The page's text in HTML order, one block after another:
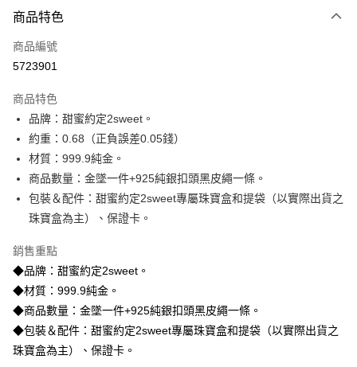
信用卡一次付款
信用卡分期付款
合作金庫商業銀行
華南商業銀行
上海商業儲蓄銀行
國泰世華商業銀行
臺灣中小企業銀行
台中商業銀行
匯豐（台灣）商業銀行
華泰商業銀行
聯邦商業銀行
遠東國際商業銀行
元大商業銀行
台新國際商業銀行
台灣樂天信用卡公司
6 期 0 利率 每期
華南商業銀行
上海商業儲蓄銀行
國泰世華商業銀行
兆豐國際商業銀行
臺灣中小企業銀行
台中商業銀行
匯豐（台灣）商業銀行
元大商業銀行
玉山商業銀行
台灣樂天信用卡公司
LINE Pay
Apple Pay
街口支付
悠遊付
ATM付款
運送方式
宅配
每筆NT$80，滿NT$1,000(含以上)免運費
商品特色
商品編號
5723901
商品特色
品牌：甜蜜約定2sweet。
約重：0.68（正負誤差0.05錢）
材質：999.9純金。
商品數量：金墜一件+925純銀扣頭黑皮繩一條。
包裝＆配件：甜蜜約定2sweet專屬珠寶盒和提袋（以實際出貨之
珠寶盒為主）、保證卡。
銷售重點
◆品牌：甜蜜約定2sweet。
◆材質：999.9純金。
◆商品數量：金墜一件+925純銀扣頭黑皮繩一條。
◆包裝＆配件：甜蜜約定2sweet專屬珠寶盒和提袋（以實際出貨之
珠寶盒為主）、保證卡。